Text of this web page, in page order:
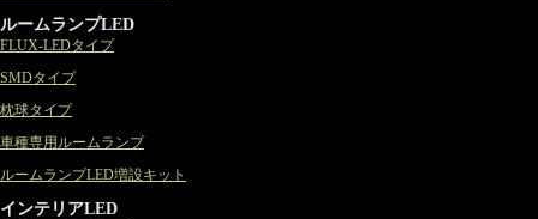
ルームランプLED
FLUX-LEDタイプ
SMDタイプ
枕球タイプ
車種専用ルームランプ
ルームランプLED増設キット
インテリアLED